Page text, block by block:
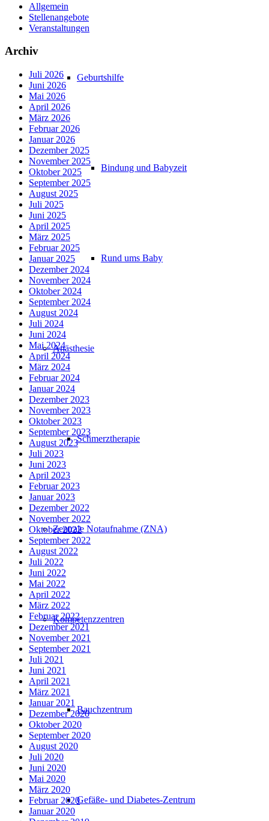
Geburtshilfe
Bindung und Babyzeit
Rund ums Baby
Anästhesie
Schmerztherapie
Zentrale Notaufnahme (ZNA)
Kompetenzzentren
Bauchzentrum
Gefäße- und Diabetes-Zentrum
Allgemein
Stellenangebote
Veranstaltungen
Archiv
Juli 2026
Juni 2026
Mai 2026
April 2026
März 2026
Februar 2026
Januar 2026
Dezember 2025
November 2025
Oktober 2025
September 2025
August 2025
Juli 2025
Juni 2025
April 2025
März 2025
Februar 2025
Januar 2025
Dezember 2024
November 2024
Oktober 2024
September 2024
August 2024
Juli 2024
Juni 2024
Mai 2024
April 2024
März 2024
Februar 2024
Januar 2024
Dezember 2023
November 2023
Oktober 2023
September 2023
August 2023
Juli 2023
Juni 2023
April 2023
Februar 2023
Januar 2023
Dezember 2022
November 2022
Oktober 2022
September 2022
August 2022
Juli 2022
Juni 2022
Mai 2022
April 2022
März 2022
Februar 2022
Dezember 2021
November 2021
September 2021
Juli 2021
Juni 2021
April 2021
März 2021
Januar 2021
Dezember 2020
Oktober 2020
September 2020
August 2020
Juli 2020
Juni 2020
Mai 2020
März 2020
Februar 2020
Januar 2020